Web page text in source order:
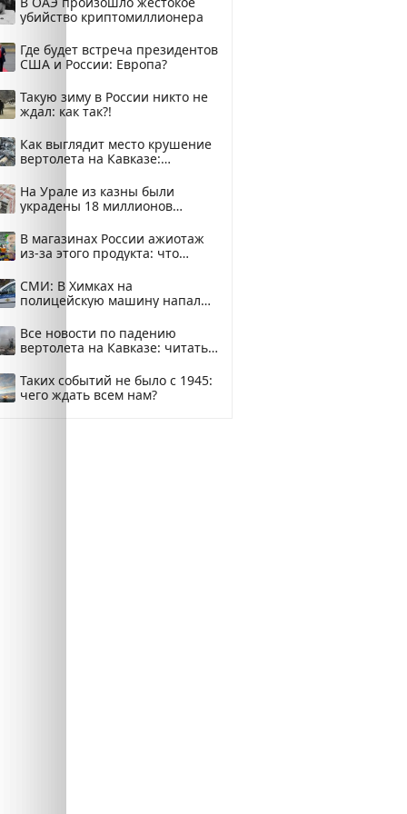
убийство криптомиллионера
Где будет встреча президентов
США и России: Европа?
Такую зиму в России никто не
ждал: как так?!
Как выглядит место крушение
вертолета на Кавказе:
На Урале из казны были
украдены 18 миллионов
В магазинах России ажиотаж
из-за этого продукта: что
СМИ: В Химках на
полицейскую машину напали
Все новости по падению
вертолета на Кавказе: читать
Таких событий не было с 1945:
чего ждать всем нам?